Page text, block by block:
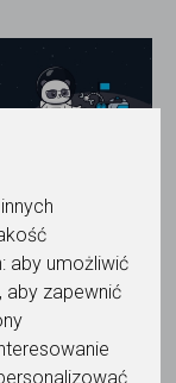
aby umożliwić
, aby zapewnić